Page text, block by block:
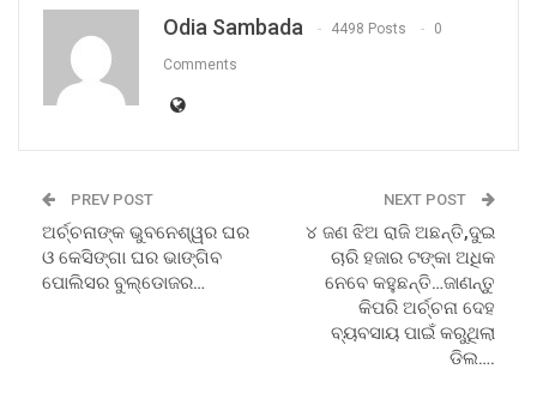
Odia Sambada 4498 Posts 0
Comments
PREV POST
ଅର୍ଚ୍ଚନାଙ୍କ ଭୁବନେଶ୍ୱର ଘର
ଓ କେସିଙ୍ଗା ଘର ଭାଙ୍ଗିବ
ପୋଲିସର ବୁଲ୍ଡୋଜର…
NEXT POST
୪ ଜଣ ଝିଅ ରାଜି ଅଛନ୍ତି,ଦୁଇ
ଚାରି ହଜାର ଟଙ୍କା ଅଧିକ
ନେବେ କହୁଛନ୍ତି…ଜାଣନ୍ତୁ
କିପରି ଅର୍ଚ୍ଚନା ଦେହ
ବ୍ୟବସାୟ ପାଇଁ କରୁଥିଲା
ଡିଲ….